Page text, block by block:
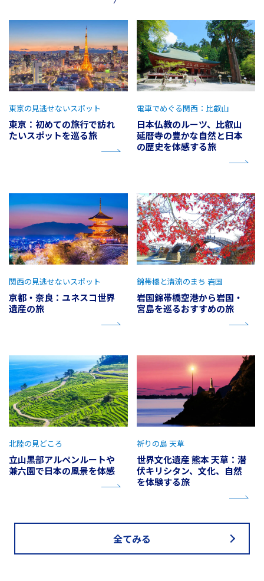
東京：初めての旅行で訪れ
たいスポットを巡る旅
東京の見逃せないスポット
日本仏教のルーツ、比叡山
延暦寺の豊かな自然と日本
の歴史を体感する旅
電車でめぐる関西：比叡山
京都・奈良：ユネスコ世界
遺産の旅
関西の見逃せないスポット
岩国錦帯橋空港から岩国・
宮島を巡るおすすめの旅
錦帯橋と清流のまち 岩国
立山黒部アルペンルートや
兼六園で日本の風景を体感
北陸の見どころ
世界文化遺産 熊本 天草：潜
伏キリシタン、文化、自然
を体験する旅
祈りの島 天草
全てみる